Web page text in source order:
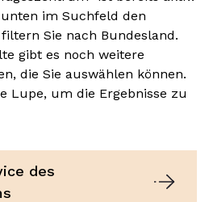
im Suchfeld den
Sie nach Bundesland.
gibt es noch weitere
die Sie auswählen können.
Lupe, um die Ergebnisse zu
des